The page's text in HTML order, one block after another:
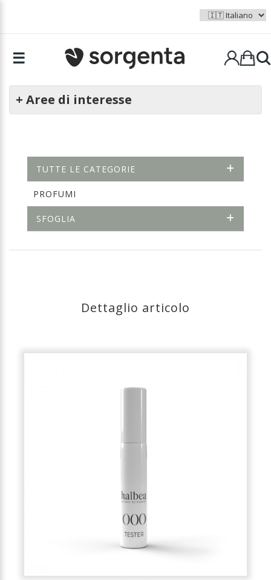
☰
+ Aree di interesse
TUTTE LE CATEGORIE
PROFUMI
SFOGLIA
Dettaglio articolo